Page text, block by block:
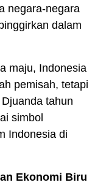
negara-negara
dalam
maju, Indonesia
pemisah, tetapi
tahun
simbol
Indonesia di
Ekonomi Biru